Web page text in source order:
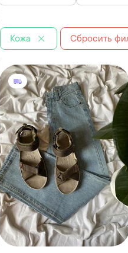
Кожа Сбросить